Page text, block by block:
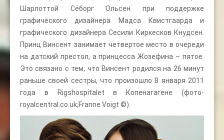
Шарлоттой Сёборг Ольсен при поддержке
графического дизайнера Мадса Квистгаарда и
графического дизайнера Сесили Киркесков Кнудсен.
Принц Винсент занимает четвертое место в очереди
на датский престол, а принцесса Жозефина – пятое.
Это связано с тем, что Винсент родился на 26 минут
раньше своей сестры, что произошло 8 января 2011
года в Rigshospitalet в Копенагагене (фото-
royalcentral.co.uk;Franne Voigt ©).